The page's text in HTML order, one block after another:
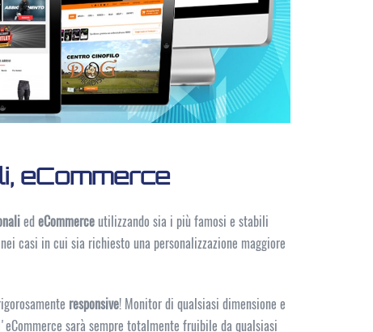
eCommerce
ed eCommerceutilizzando sia i più famosi e stabili
nei casi in cui sia richiesto una personalizzazione maggiore
responsive! Monitor di qualsiasi dimensione e
sarà sempre totalmente fruibile da qualsiasi